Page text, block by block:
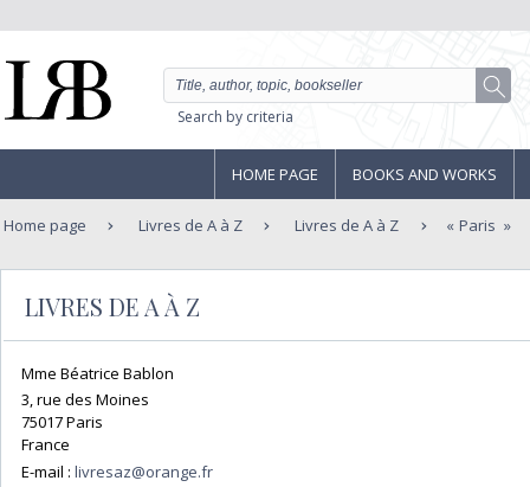
Search by criteria
HOME PAGE BOOKS AND WORKS
Home page Livres de A à Z Livres de A à Z Paris
LIVRES DE A À Z
Mme Béatrice Bablon
3, rue des Moines
75017 Paris
France
E-mail : livresaz@orange.fr